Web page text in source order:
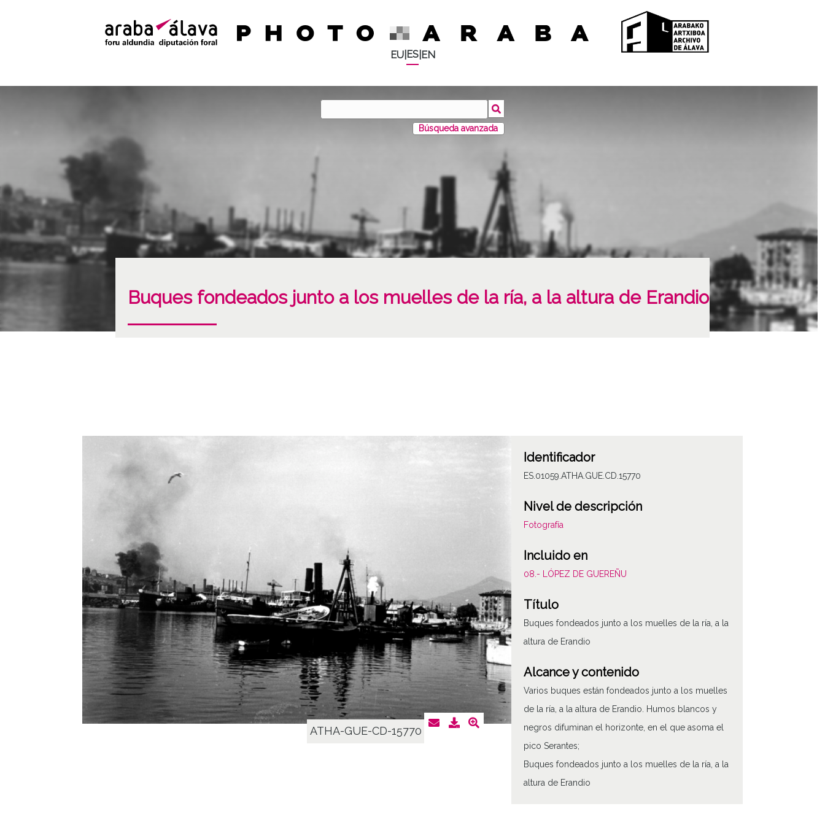
EU| ES| EN
Búsqueda avanzada
Buques fondeados junto a los muelles de la ría, a la altura de Erandio
ATHA-GUE-CD-15770
Identificador
ES.01059.ATHA.GUE.CD.15770
Nivel de descripción
Fotografía
Incluido en
08.- LÓPEZ DE GUEREÑU
Título
Buques fondeados junto a los muelles de la ría, a la
altura de Erandio
Alcance y contenido
Varios buques están fondeados junto a los muelles
de la ría, a la altura de Erandio. Humos blancos y
negros difuminan el horizonte, en el que asoma el
pico Serantes;
Buques fondeados junto a los muelles de la ría, a la
altura de Erandio